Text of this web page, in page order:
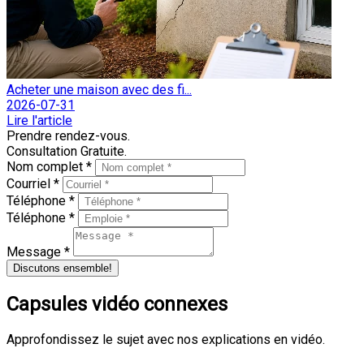
Acheter une maison avec des fi...
2026-07-31
Lire l'article
Prendre rendez-vous.
Consultation Gratuite.
Nom complet *
Courriel *
Téléphone *
Téléphone *
Message *
Discutons ensemble!
Capsules vidéo connexes
Approfondissez le sujet avec nos explications en vidéo.